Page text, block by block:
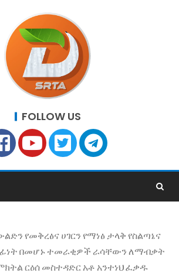
FOLLOW US
የመቅረፅና ሀገርን የማነፅ ታላቅ የስልጣኔና
በመሆኑ ተመራቂዎች ራሳቸውን ለማብቃት
ርዕሰ መስተዳድር አቶ አንተነህ ፈቃዱ